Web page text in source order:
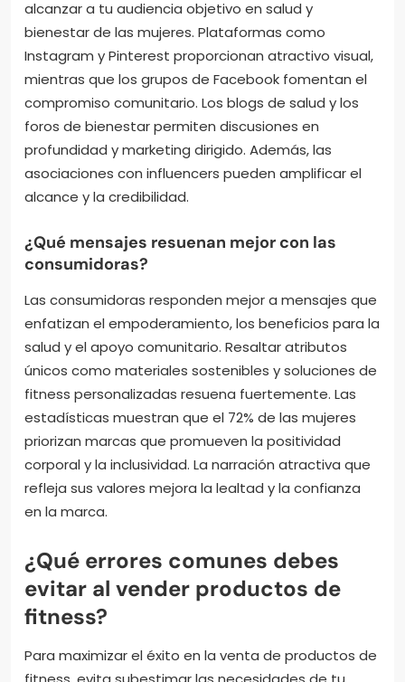
alcanzar a tu audiencia objetivo en salud y
bienestar de las mujeres. Plataformas como
Instagram y Pinterest proporcionan atractivo visual,
mientras que los grupos de Facebook fomentan el
compromiso comunitario. Los blogs de salud y los
foros de bienestar permiten discusiones en
profundidad y marketing dirigido. Además, las
asociaciones con influencers pueden amplificar el
alcance y la credibilidad.
¿Qué mensajes resuenan mejor con las
consumidoras?
Las consumidoras responden mejor a mensajes que
enfatizan el empoderamiento, los beneficios para la
salud y el apoyo comunitario. Resaltar atributos
únicos como materiales sostenibles y soluciones de
fitness personalizadas resuena fuertemente. Las
estadísticas muestran que el 72% de las mujeres
priorizan marcas que promueven la positividad
corporal y la inclusividad. La narración atractiva que
refleja sus valores mejora la lealtad y la confianza
en la marca.
¿Qué errores comunes debes
evitar al vender productos de
fitness?
Para maximizar el éxito en la venta de productos de